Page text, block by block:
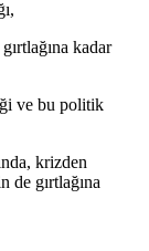
kadar
ve bu politik
krizden
de gırtlağına